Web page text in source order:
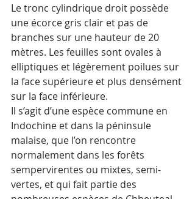
Le tronc cylindrique droit possède
une écorce gris clair et pas de
branches sur une hauteur de 20
mètres. Les feuilles sont ovales à
elliptiques et légèrement poilues sur
la face supérieure et plus densément
sur la face inférieure.
Il s’agit d’une espèce commune en
Indochine et dans la péninsule
malaise, que l’on rencontre
normalement dans les forêts
sempervirentes ou mixtes, semi-
vertes, et qui fait partie des